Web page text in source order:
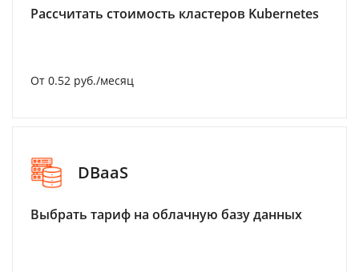
Рассчитать стоимость кластеров Kubernetes
От 0.52 руб./месяц
DBaaS
Выбрать тариф на облачную базу данных